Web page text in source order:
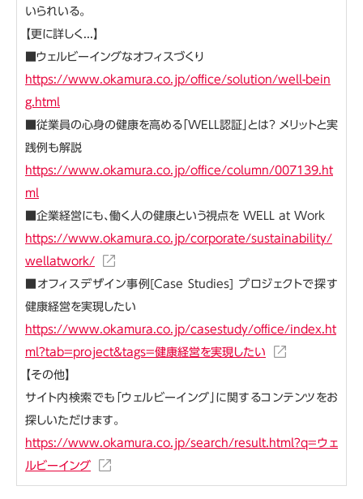
いられいる。
【更に詳しく...】
■ウェルビーイングなオフィスづくり
https://www.okamura.co.jp/office/solution/well-bein
g.html
■従業員の心身の健康を高める「WELL認証」とは？ メリットと実
践例も解説
https://www.okamura.co.jp/office/column/007139.ht
ml
■企業経営にも、働く人の健康という視点を WELL at Work
https://www.okamura.co.jp/corporate/sustainability/
wellatwork/
■オフィスデザイン事例[Case Studies] プロジェクトで探す
健康経営を実現したい
https://www.okamura.co.jp/casestudy/office/index.ht
ml?tab=project&tags=健康経営を実現したい
【その他】
サイト内検索でも「ウェルビーイング」に関するコンテンツをお
探しいただけます。
https://www.okamura.co.jp/search/result.html?q=ウェ
ルビーイング